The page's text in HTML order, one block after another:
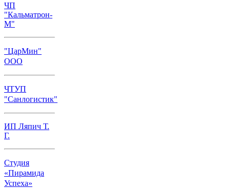
ЧП
"Кальматрон-
М"
"ЦарМин"
ООО
ЧТУП
"Санлогистик"
ИП Ляпич Т.
Г.
Студия
«Пирамида
Успеха»